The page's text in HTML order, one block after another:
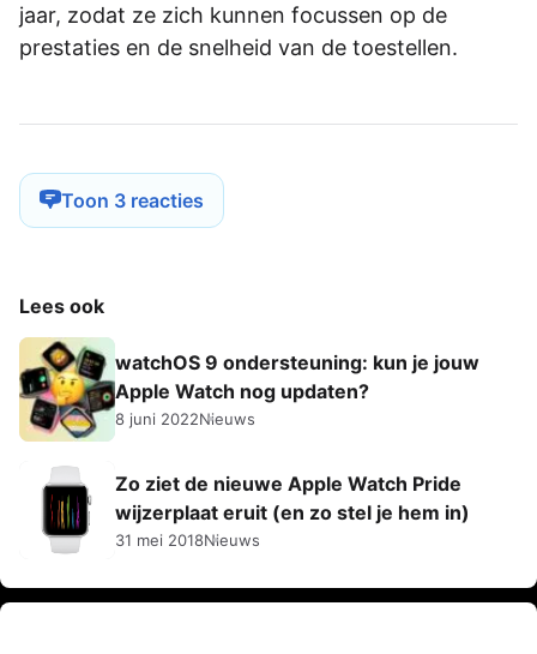
jaar, zodat ze zich kunnen focussen op de
prestaties en de snelheid van de toestellen.
Toon 3 reacties
Lees ook
watchOS 9 ondersteuning: kun je jouw
Apple Watch nog updaten?
8 juni 2022Nieuws
Zo ziet de nieuwe Apple Watch Pride
wijzerplaat eruit (en zo stel je hem in)
31 mei 2018Nieuws